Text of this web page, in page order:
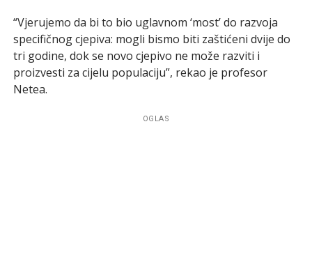
“Vjerujemo da bi to bio uglavnom ‘most’ do razvoja
specifičnog cjepiva: mogli bismo biti zaštićeni dvije do
tri godine, dok se novo cjepivo ne može razviti i
proizvesti za cijelu populaciju”, rekao je profesor
Netea.
OGLAS